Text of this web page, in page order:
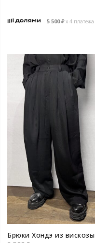
5 500₽х 4 платежа
Брюки Хондэ из вискозы